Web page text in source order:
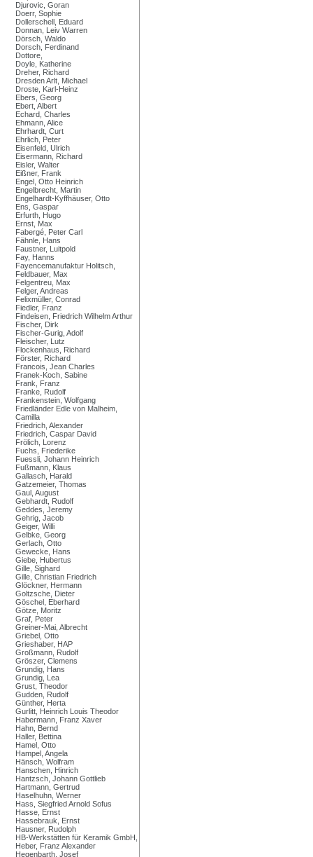
Djurovic, Goran
Doerr, Sophie
Dollerschell, Eduard
Donnan, Leiv Warren
Dörsch, Waldo
Dorsch, Ferdinand
Dottore,
Doyle, Katherine
Dreher, Richard
Dresden Arlt, Michael
Droste, Karl-Heinz
Ebers, Georg
Ebert, Albert
Echard, Charles
Ehmann, Alice
Ehrhardt, Curt
Ehrlich, Peter
Eisenfeld, Ulrich
Eisermann, Richard
Eisler, Walter
Eißner, Frank
Engel, Otto Heinrich
Engelbrecht, Martin
Engelhardt-Kyffhäuser, Otto
Ens, Gaspar
Erfurth, Hugo
Ernst, Max
Fabergé, Peter Carl
Fähnle, Hans
Faustner, Luitpold
Fay, Hanns
Fayencemanufaktur Holitsch,
Feldbauer, Max
Felgentreu, Max
Felger, Andreas
Felixmüller, Conrad
Fiedler, Franz
Findeisen, Friedrich Wilhelm Arthur
Fischer, Dirk
Fischer-Gurig, Adolf
Fleischer, Lutz
Flockenhaus, Richard
Förster, Richard
Francois, Jean Charles
Franek-Koch, Sabine
Frank, Franz
Franke, Rudolf
Frankenstein, Wolfgang
Friedländer Edle von Malheim,
Camilla
Friedrich, Alexander
Friedrich, Caspar David
Frölich, Lorenz
Fuchs, Friederike
Fuessli, Johann Heinrich
Fußmann, Klaus
Gallasch, Harald
Gatzemeier, Thomas
Gaul, August
Gebhardt, Rudolf
Geddes, Jeremy
Gehrig, Jacob
Geiger, Willi
Gelbke, Georg
Gerlach, Otto
Gewecke, Hans
Giebe, Hubertus
Gille, Sighard
Gille, Christian Friedrich
Glöckner, Hermann
Goltzsche, Dieter
Göschel, Eberhard
Götze, Moritz
Graf, Peter
Greiner-Mai, Albrecht
Griebel, Otto
Grieshaber, HAP
Großmann, Rudolf
Gröszer, Clemens
Grundig, Hans
Grundig, Lea
Grust, Theodor
Gudden, Rudolf
Günther, Herta
Gurlitt, Heinrich Louis Theodor
Habermann, Franz Xaver
Hahn, Bernd
Haller, Bettina
Hamel, Otto
Hampel, Angela
Hänsch, Wolfram
Hanschen, Hinrich
Hantzsch, Johann Gottlieb
Hartmann, Gertrud
Haselhuhn, Werner
Hass, Siegfried Arnold Sofus
Hasse, Ernst
Hassebrauk, Ernst
Hausner, Rudolph
HB-Werkstätten für Keramik GmbH,
Heber, Franz Alexander
Hegenbarth, Josef